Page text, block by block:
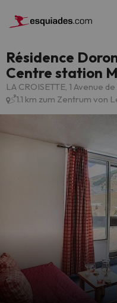
Résidence
Centre station
LA CROISETTE, 1 Avenue
1.1 km zum Zentrum von